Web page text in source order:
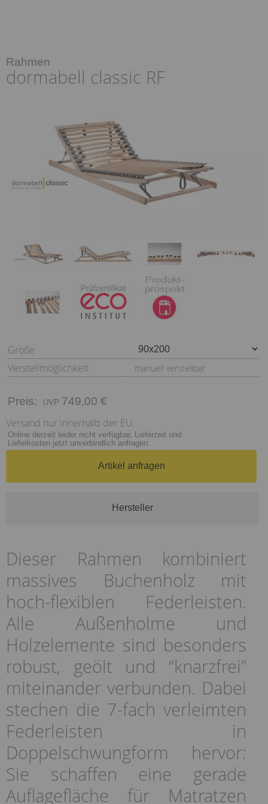
Rahmen
dormabell classic RF
Größe
Verstellmöglichkeit
manuell verstellbar
Preis: 749,00 €
Versand nur innerhalb der EU.
Online derzeit leider nicht verfügbar, Lieferzeit und
Lieferkosten jetzt unverbindlich anfragen.
Artikel anfragen
Hersteller
Dieser Rahmen kombiniert
massives Buchenholz mit
hoch-flexiblen Federleisten.
Alle Außenholme und
Holzelemente sind besonders
robust, geölt und “knarzfrei”
miteinander verbunden. Dabei
stechen die 7-fach verleimten
Federleisten in
Doppelschwungform hervor:
Sie schaffen eine gerade
Auflagefläche für Matratzen